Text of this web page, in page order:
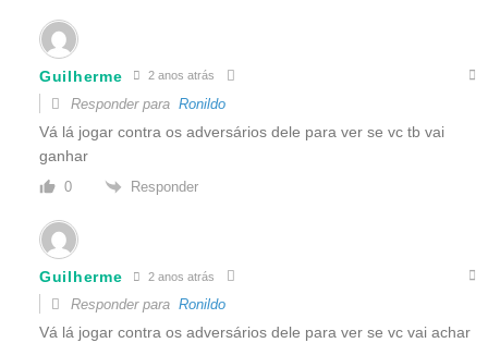
Guilherme 2 anos atrás
Responder para Ronildo
Vá lá jogar contra os adversários dele para ver se vc tb vai
ganhar
0 Responder
Guilherme 2 anos atrás
Responder para Ronildo
Vá lá jogar contra os adversários dele para ver se vc vai achar